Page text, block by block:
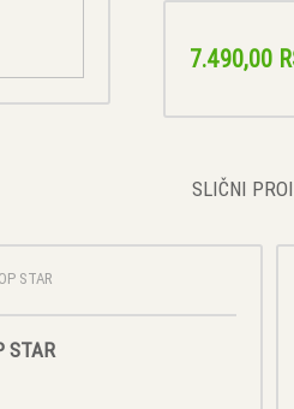
7.490,00
SLIČNI
STAR